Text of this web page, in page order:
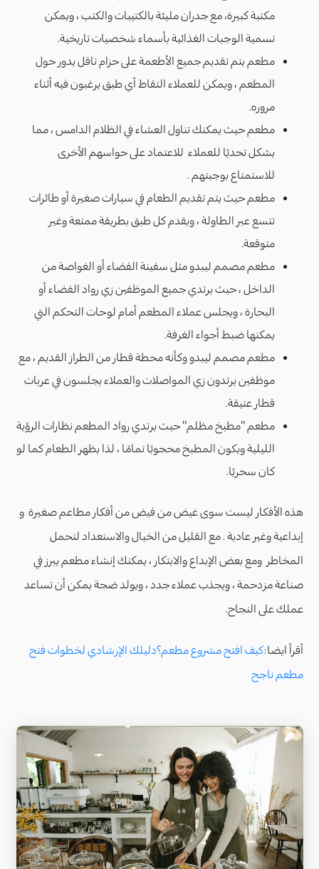
مكتبة كبيرة، مع جدران مليئة بالكتيبات والكتب ، ويمكن
تسمية الوجبات الغذائية بأسماء شخصيات تاريخية.
مطعم يتم تقديم جميع الأطعمة على حزام ناقل يدور حول
المطعم ، ويمكن للعملاء التقاط أي طبق يرغبون فيه أثناء
مروره.
مطعم حيث يمكنك تناول العشاء في الظلام الدامس ، مما
يشكل تحديًا للعملاء للاعتماد على حواسهم الأخرى
للاستمتاع بوجبتهم .
مطعم حيث يتم تقديم الطعام في سيارات صغيرة أو طائرات
تتسع عبر الطاولة ، ويقدم كل طبق بطريقة ممتعة وغير
متوقعة.
مطعم مصمم ليبدو مثل سفينة الفضاء أو الغواصة من
الداخل ، حيث يرتدي جميع الموظفين زي رواد الفضاء أو
البحارة ، ويجلس عملاء المطعم أمام لوحات التحكم التي
يمكنها ضبط أجواء الغرفة.
مطعم مصمم ليبدو وكأنه محطة قطار من الطراز القديم ، مع
موظفين يرتدون زي المواصلات والعملاء يجلسون في عربات
قطار عتيقة.
مطعم "مطبخ مظلم" حيث يرتدي رواد المطعم نظارات الرؤية
الليلية ويكون المطبخ محجوبًا تمامًا ، لذا يظهر الطعام كما لو
كان سحريًا.
هذه الأفكار ليست سوى غيض من فيض من أفكار مطاعم صغيرة و
إبداعية وغير عادية . مع القليل من الخيال والاستعداد لتحمل
المخاطر ومع بعض الإبداع والابتكار ، يمكنك إنشاء مطعم يبرز في
صناعة مزدحمة ، ويجذب عملاء جدد ، ويولد ضجة يمكن أن تساعد
عملك على النجاح.
أقرأ ايضا:كيف افتح مشروع مطعم؟دليلك الإرشادي لخطوات فتح
مطعم ناجح